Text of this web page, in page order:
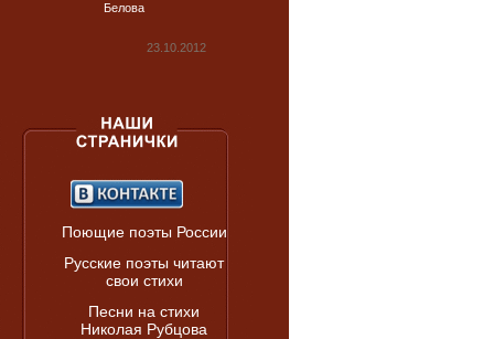
Белова
23.10.2012
Поющие поэты России
Русские поэты читают
свои стихи
Песни на стихи
Николая Рубцова